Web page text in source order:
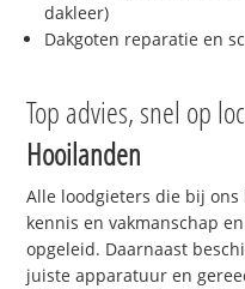
dakleer)
Dakgoten reparatie en
Top advies, snel op
Hooilanden
Alle loodgieters die bij
kennis en vakmanschap
opgeleid. Daarnaast
juiste apparatuur en